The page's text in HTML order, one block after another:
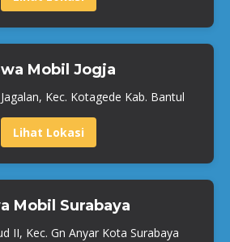
Mobil Jogja
Kec. Kotagede Kab. Bantul
Lihat Lokasi
Mobil Surabaya
II, Kec. Gn Anyar Kota Surabaya